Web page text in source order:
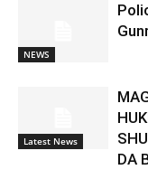
NEWS
Latest News
DA